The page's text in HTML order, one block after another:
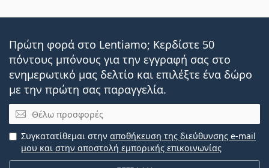
Πρώτη φορά στο Lentiamo; Κερδίστε 50
πόντους μπόνους για την εγγραφή σας στο
ενημερωτικό μας δελτίο και επιλέξτε ένα δώρο
με την πρώτη σας παραγγελία.
Email
Συγκατατίθεμαι στην αποθήκευση της διεύθυνσης e-mail
μου και στην αποστολή εμπορικής επικοινωνίας